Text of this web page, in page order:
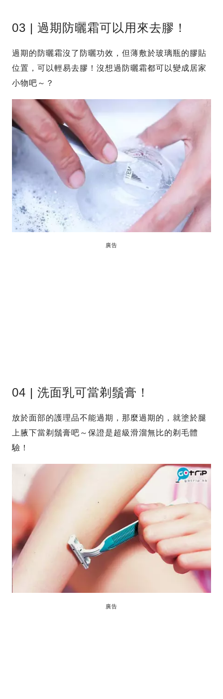
03 | 過期防曬霜可以用來去膠！
過期的防曬霜沒了防曬功效，但薄敷於玻璃瓶的膠貼
位置，可以輕易去膠！沒想過防曬霜都可以變成居家
小物吧～？
廣告
04 | 洗面乳可當剃鬚膏！
放於面部的護理品不能過期，那麼過期的，就塗於腿
上腋下當剃鬚膏吧～保證是超級滑溜無比的剃毛體
驗！
廣告